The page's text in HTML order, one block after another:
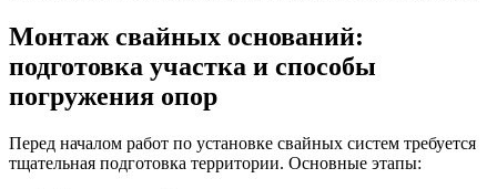
Монтаж свайных оснований:
подготовка участка и способы
погружения опор
Перед началом работ по установке свайных систем требуется
тщательная подготовка территории. Основные этапы: